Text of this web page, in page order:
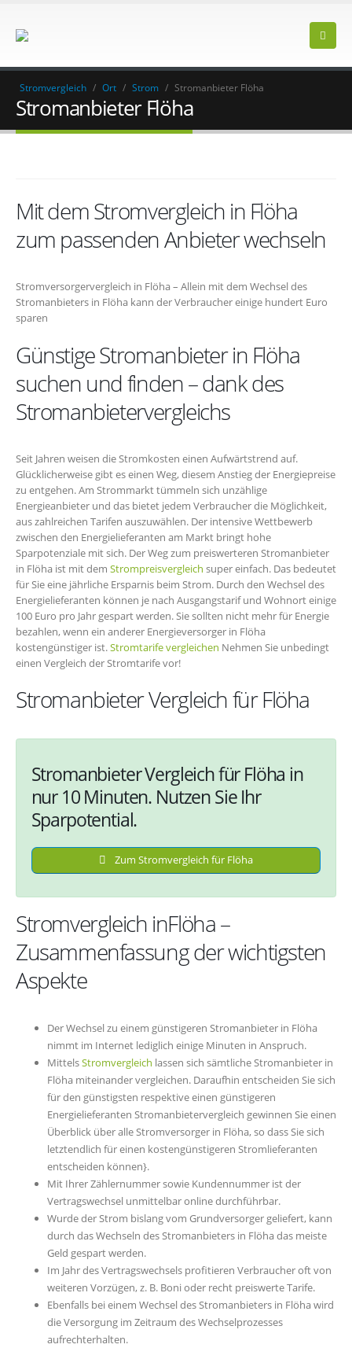
Stromvergleich / Ort / Strom / Stromanbieter Flöha
Stromanbieter Flöha
Mit dem Stromvergleich in Flöha
zum passenden Anbieter wechseln
Stromversorgervergleich in Flöha – Allein mit dem Wechsel des
Stromanbieters in Flöha kann der Verbraucher einige hundert Euro
sparen
Günstige Stromanbieter in Flöha
suchen und finden – dank des
Stromanbietervergleichs
Seit Jahren weisen die Stromkosten einen Aufwärtstrend auf.
Glücklicherweise gibt es einen Weg, diesem Anstieg der Energiepreise
zu entgehen. Am Strommarkt tümmeln sich unzählige
Energieanbieter und das bietet jedem Verbraucher die Möglichkeit,
aus zahlreichen Tarifen auszuwählen. Der intensive Wettbewerb
zwischen den Energielieferanten am Markt bringt hohe
Sparpotenziale mit sich. Der Weg zum preiswerteren Stromanbieter
in Flöha ist mit dem Strompreisvergleich super einfach. Das bedeutet
für Sie eine jährliche Ersparnis beim Strom. Durch den Wechsel des
Energielieferanten können je nach Ausgangstarif und Wohnort einige
100 Euro pro Jahr gespart werden. Sie sollten nicht mehr für Energie
bezahlen, wenn ein anderer Energieversorger in Flöha
kostengünstiger ist.Stromtarife vergleichen Nehmen Sie unbedingt
einen Vergleich der Stromtarife vor!
Stromanbieter Vergleich für Flöha
Stromanbieter Vergleich für Flöha in
nur 10 Minuten. Nutzen Sie Ihr
Sparpotential.
Zum Stromvergleich für Flöha
Stromvergleich inFlöha –
Zusammenfassung der wichtigsten
Aspekte
Der Wechsel zu einem günstigeren Stromanbieter in Flöha
nimmt im Internet lediglich einige Minuten in Anspruch.
MittelsStromvergleich lassen sich sämtliche Stromanbieter in
Flöha miteinander vergleichen. Daraufhin entscheiden Sie sich
für den günstigsten respektive einen günstigeren
Energielieferanten Stromanbietervergleich gewinnen Sie einen
Überblick über alle Stromversorger in Flöha, so dass Sie sich
letztendlich für einen kostengünstigeren Stromlieferanten
entscheiden können}.
Mit Ihrer Zählernummer sowie Kundennummer ist der
Vertragswechsel unmittelbar online durchführbar.
Wurde der Strom bislang vom Grundversorger geliefert, kann
durch das Wechseln des Stromanbieters in Flöha das meiste
Geld gespart werden.
Im Jahr des Vertragswechsels profitieren Verbraucher oft von
weiteren Vorzügen, z. B. Boni oder recht preiswerte Tarife.
Ebenfalls bei einem Wechsel des Stromanbieters in Flöha wird
die Versorgung im Zeitraum des Wechselprozesses
aufrechterhalten.